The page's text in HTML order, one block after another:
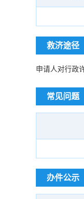
救济途径
申请人对行政
常见问题
办件公示